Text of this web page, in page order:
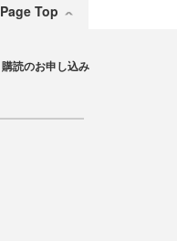
Page Top
購読のお申し込み